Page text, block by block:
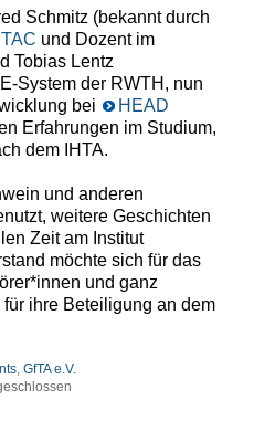
Schmitz (bekannt durch
TAC und Dozent im
Tobias Lentz
System der RWTH, nun
bei
HEAD
Erfahrungen im Studium,
dem IHTA.
und anderen
weitere Geschichten
Zeit am Institut
möchte sich für das
und ganz
ihre Beteiligung an dem
, GfTA e.V.